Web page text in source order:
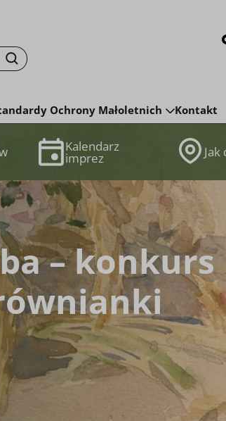
Szukaj
Ochrony Małoletnich Kontakt
– konkurs
Kalendarz
imprez